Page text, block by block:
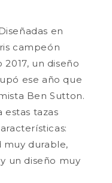
en
campeón
un diseño
ese año que
Ben Sutton.
estas tazas
muy durable,
un diseño muy